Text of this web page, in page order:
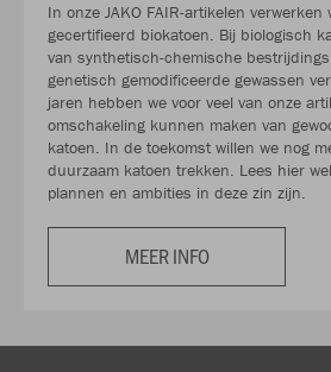
In onze JAKO FAIR-artikelen verwerken
gecertifieerd biokatoen. Bij biologisch
van synthetisch-chemische
genetisch gemodificeerde gewassen
jaren hebben we voor veel van onze
omschakeling kunnen maken van
katoen. In de toekomst willen we nog
duurzaam katoen trekken. Lees hier
plannen en ambities in deze zin zijn.
MEER INFO